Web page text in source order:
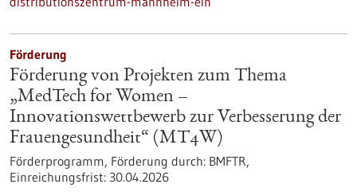
Förderung
Förderung von Projekten zum Thema
„MedTech for Women –
Innovationswettbewerb zur Verbesserung der
Frauengesundheit“ (MT4W)
Förderprogramm, Förderung durch: BMFTR,
Einreichungsfrist: 30.04.2026